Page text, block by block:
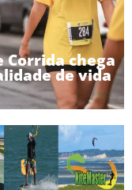
Corrida chega
de vida